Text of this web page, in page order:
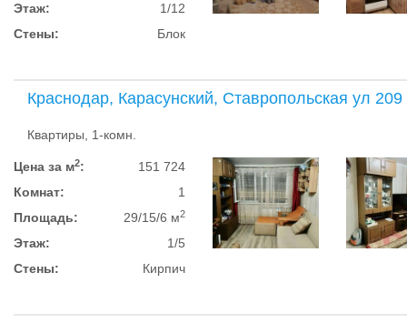
Этаж:
1/12
Стены:
Блок
Краснодар, Карасунский, Ставропольская ул 209
Квартиры, 1-комн.
Цена за м2:
151 724
Комнат:
1
Площадь:
29/15/6 м2
Этаж:
1/5
Стены:
Кирпич